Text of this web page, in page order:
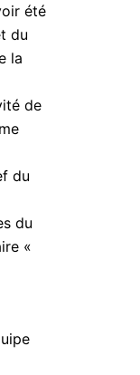
été
du
la
de
du
du
«